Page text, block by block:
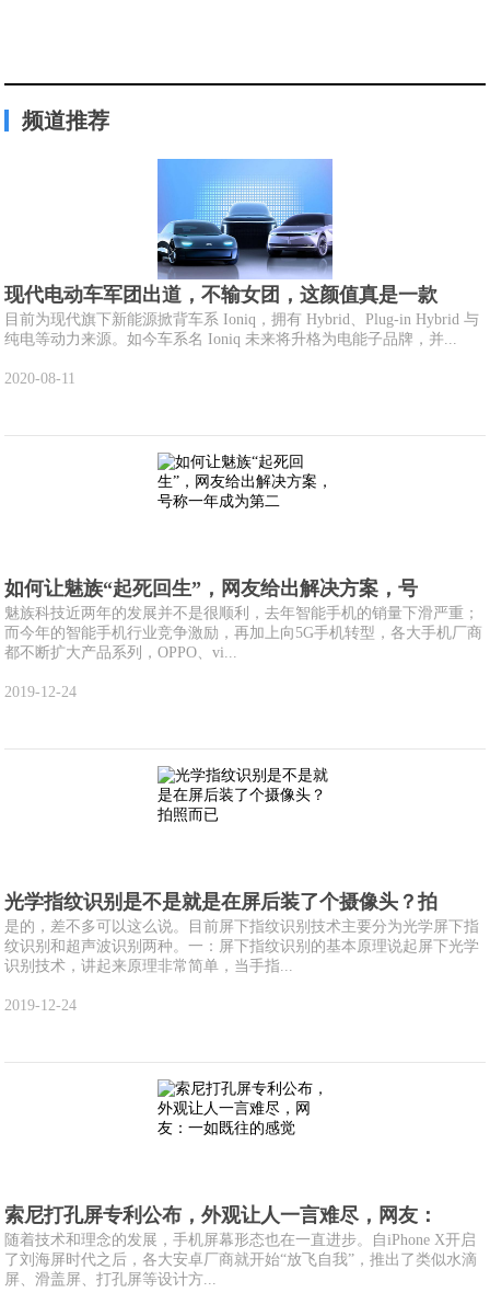
频道推荐
现代电动车军团出道，不输女团，这颜值真是一款
目前为现代旗下新能源掀背车系 Ioniq，拥有 Hybrid、Plug-in Hybrid 与
纯电等动力来源。如今车系名 Ioniq 未来将升格为电能子品牌，并...
2020-08-11
如何让魅族“起死回生”，网友给出解决方案，号
魅族科技近两年的发展并不是很顺利，去年智能手机的销量下滑严重；
而今年的智能手机行业竞争激励，再加上向5G手机转型，各大手机厂商
都不断扩大产品系列，OPPO、vi...
2019-12-24
光学指纹识别是不是就是在屏后装了个摄像头？拍
是的，差不多可以这么说。目前屏下指纹识别技术主要分为光学屏下指
纹识别和超声波识别两种。一：屏下指纹识别的基本原理说起屏下光学
识别技术，讲起来原理非常简单，当手指...
2019-12-24
索尼打孔屏专利公布，外观让人一言难尽，网友：
随着技术和理念的发展，手机屏幕形态也在一直进步。自iPhone X开启
了刘海屏时代之后，各大安卓厂商就开始“放飞自我”，推出了类似水滴
屏、滑盖屏、打孔屏等设计方...